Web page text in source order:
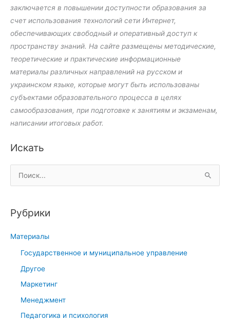
заключается в повышении доступности образования за
счет использования технологий сети Интернет,
обеспечивающих свободный и оперативный доступ к
пространству знаний. На сайте размещены методические,
теоретические и практические информационные
материалы различных направлений на русском и
украинском языке, которые могут быть использованы
субъектами образовательного процесса в целях
самообразования, при подготовке к занятиям и экзаменам,
написании итоговых работ.
Искать
о
с
:
Рубрики
Материалы
Государственное и муниципальное управление
Другое
Маркетинг
Менеджмент
Педагогика и психология